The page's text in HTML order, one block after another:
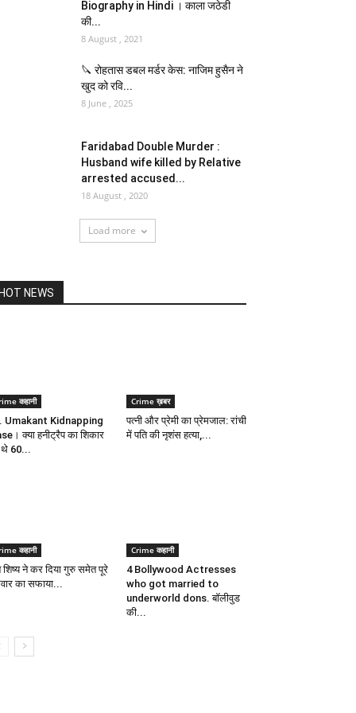
Biography in Hindi । काला जठेडी
की...
8 August , 2021
🔪 रोहतास डबल मर्डर केस: नाजिम हुसैन ने
खुद को रवि...
8 June , 2025
Faridabad Double Murder :
Husband wife killed by Relative
arrested accused...
18 August , 2020
Load more
NEWS
कहानी
Umakant Kidnapping
क्या हनीट्रैप का शिकार
थे 60...
Crime ख़बर
पत्नी और प्रेमी का प्रेमजाल: रांची
में पति की नृशंस हत्या,...
कहानी
ने कर दिया गुरु समेत पूरे
का सफाया...
Crime कहानी
4 Bollywood Actresses
who got married to
underworld dons. बॉलीवुड
की...